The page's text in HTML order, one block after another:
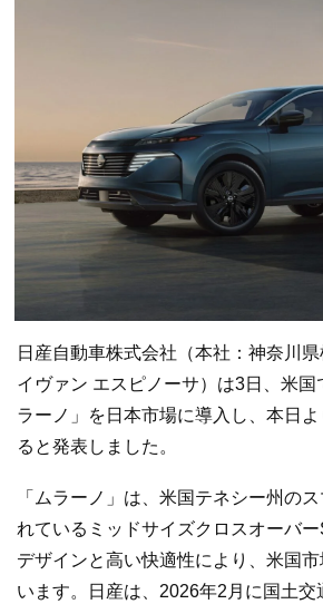
日産自動車株式会社（本社：神奈川県
イヴァン エスピノーサ）は3日、米国
ラーノ」を日本市場に導入し、本日
ると発表しました。
「ムラーノ」は、米国テネシー州の
れているミッドサイズクロスオーバ
デザインと高い快適性により、米国
います。日産は、2026年2月に国土交